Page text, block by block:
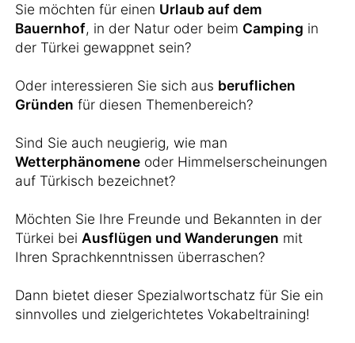
Sie möchten für einen Urlaub auf dem
Bauernhof, in der Natur oder beim Camping in
der Türkei gewappnet sein?
Oder interessieren Sie sich aus beruflichen
Gründen für diesen Themenbereich?
Sind Sie auch neugierig, wie man
Wetterphänomene oder Himmelserscheinungen
auf Türkisch bezeichnet?
Möchten Sie Ihre Freunde und Bekannten in der
Türkei bei Ausflügen und Wanderungen mit
Ihren Sprachkenntnissen überraschen?
Dann bietet dieser Spezialwortschatz für Sie ein
sinnvolles und zielgerichtetes Vokabeltraining!